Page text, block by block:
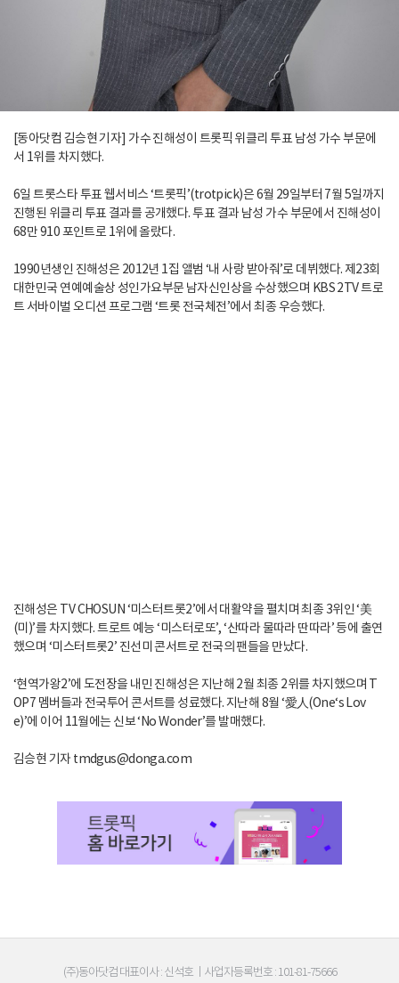
[동아닷컴 김승현 기자] 가수 진해성이 트롯픽 위클리 투표 남성 가수 부문에
서 1위를 차지했다.
6일 트롯스타 투표 웹서비스 ‘트롯픽’(trotpick)은 6월 29일부터 7월 5일까지
진행된 위클리 투표 결과를 공개했다. 투표 결과 남성 가수 부문에서 진해성이
68만 910 포인트로 1위에 올랐다.
1990년생인 진해성은 2012년 1집 앨범 ‘내 사랑 받아줘’로 데뷔했다. 제23회
대한민국 연예예술상 성인가요부문 남자신인상을 수상했으며 KBS 2TV 트로
트 서바이벌 오디션 프로그램 ‘트롯 전국체전’에서 최종 우승했다.
진해성은 TV CHOSUN ‘미스터트롯2’에서 대활약을 펼치며 최종 3위인 ‘美
(미)’를 차지했다. 트로트 예능 ‘미스터로또’, ‘산따라 물따라 딴따라’ 등에 출연
했으며 ‘미스터트롯2’ 진선미 콘서트로 전국의 팬들을 만났다.
‘현역가왕2’에 도전장을 내민 진해성은 지난해 2월 최종 2위를 차지했으며 T
OP7 멤버들과 전국투어 콘서트를 성료했다. 지난해 8월 ‘愛人(One‘s Lov
e)’에 이어 11월에는 신보 ‘No Wonder’를 발매했다.
김승현 기자 tmdgus@donga.com
(주)동아닷컴 대표이사 : 신석호
사업자등록번호 : 101-81-75666